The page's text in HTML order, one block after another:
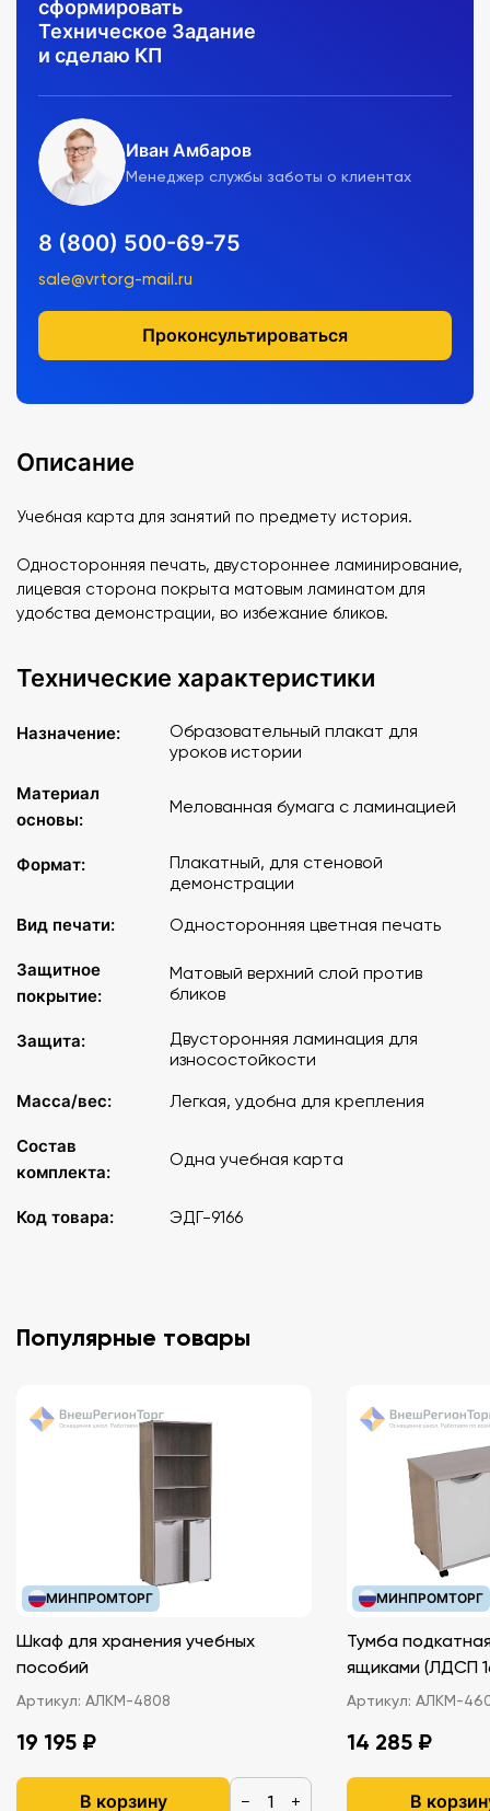
сформировать
Техническое Задание
и сделаю КП
Иван Амбаров
Менеджер службы заботы о клиентах
8 (800) 500-69-75
sale@vrtorg-mail.ru
Проконсультироваться
Описание
Учебная карта для занятий по предмету история.
Односторонняя печать, двустороннее ламинирование,
лицевая сторона покрыта матовым ламинатом для
удобства демонстрации, во избежание бликов.
Технические характеристики
Назначение:
Образовательный плакат для
уроков истории
Материал
основы:
Мелованная бумага с ламинацией
Формат:
Плакатный, для стеновой
демонстрации
Вид печати:
Односторонняя цветная печать
Защитное
покрытие:
Матовый верхний слой против
бликов
Защита:
Двусторонняя ламинация для
износостойкости
Масса/вес:
Легкая, удобна для крепления
Состав
комплекта:
Одна учебная карта
Код товара: ЭДГ-9166
Популярные товары
МИНПРОМТОРГ
Шкаф для хранения учебных
пособий
Артикул: АЛКМ-4808
19 195 ₽
В корзину − +
МИНПРОМТОРГ
Тумба
ящиками
Артикул: АЛКМ-
14 285 ₽
В